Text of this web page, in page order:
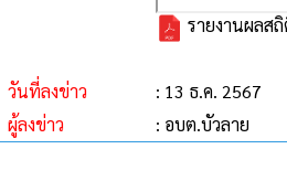
รายงานผลส
วันที่ลงข่าว
: 13 ธ.ค. 2567
ผู้ลงข่าว
: อบต.บัวลาย